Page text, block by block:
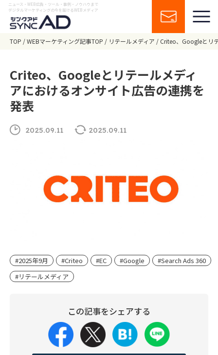
ニュース・WEB広告・ツール・事例・ノウハウまで
デジタルマーケティングの今を届けるWEBメディア
TOP WEBマーケティング記事TOP リテールメディア Criteo、Googleとリ
Criteo、Googleとリテールメディ
アにおけるオンサイト広告の連携を
発表
2025.09.11 2025.09.11
#2025年9月 #Criteo #EC #Google
#Search Ads 360
#リテールメディア
この記事をシェアする